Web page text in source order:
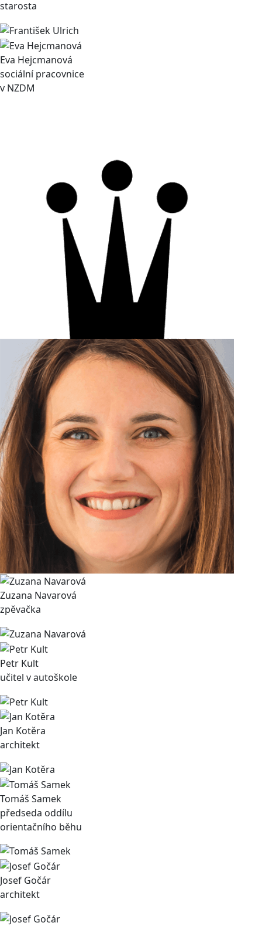
starosta
Eva Hejcmanová
sociální pracovnice
v NZDM
Zuzana Navarová
zpěvačka
Petr Kult
učitel v autoškole
Jan Kotěra
architekt
Tomáš Samek
předseda oddílu
orientačního běhu
Josef Gočár
architekt